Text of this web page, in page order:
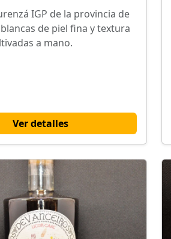
IGP de la provincia de
de piel fina y textura
a mano.
Ver detalles